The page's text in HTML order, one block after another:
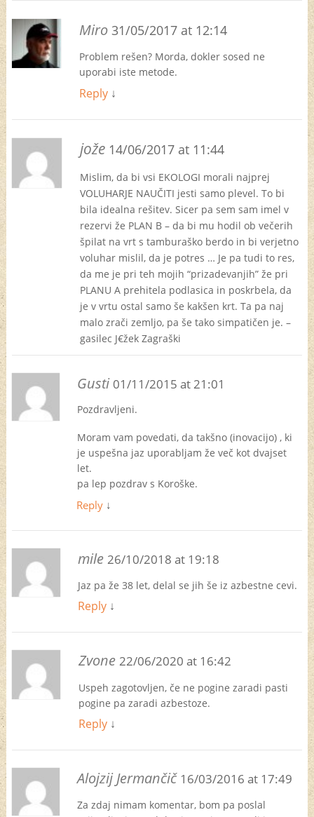
Miro31/05/2017 at 12:14
Problem rešen? Morda, dokler sosed ne
uporabi iste metode.
Reply ↓
jože 14/06/2017 at 11:44
Mislim, da bi vsi EKOLOGI morali najprej
VOLUHARJE NAUČITI jesti samo plevel. To bi
bila idealna rešitev. Sicer pa sem sam imel v
rezervi že PLAN B – da bi mu hodil ob večerih
špilat na vrt s tamburaško berdo in bi verjetno
voluhar mislil, da je potres … Je pa tudi to res,
da me je pri teh mojih “prizadevanjih” že pri
PLANU A prehitela podlasica in poskrbela, da
je v vrtu ostal samo še kakšen krt. Ta pa naj
malo zrači zemljo, pa še tako simpatičen je. –
gasilec J€žek Zagraški
Gusti 01/11/2015 at 21:01
Pozdravljeni.
Moram vam povedati, da takšno (inovacijo) , ki
je uspešna jaz uporabljam že več kot dvajset
let.
pa lep pozdrav s Koroške.
Reply ↓
mile26/10/2018 at 19:18
Jaz pa že 38 let, delal se jih še iz azbestne cevi.
Reply ↓
Zvone22/06/2020 at 16:42
Uspeh zagotovljen, če ne pogine zaradi pasti
pogine pa zaradi azbestoze.
Reply ↓
Alojzij Jermančič 16/03/2016 at 17:49
Za zdaj nimam komentar, bom pa poslal